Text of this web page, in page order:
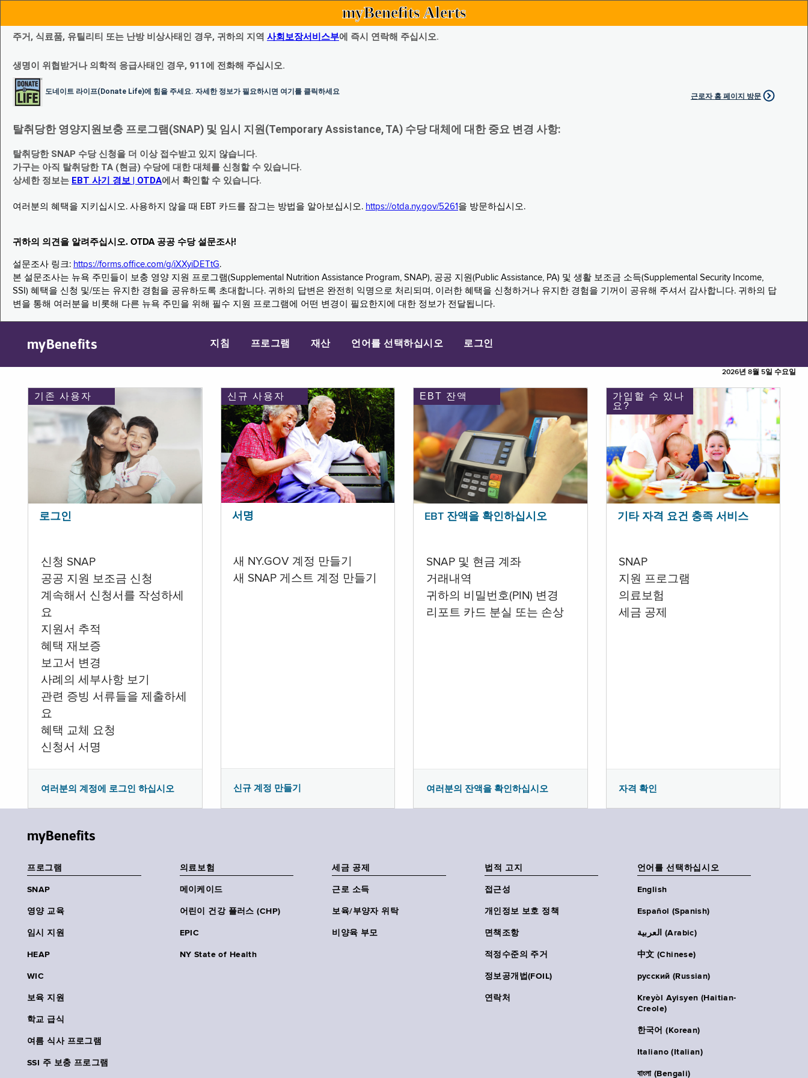
myBenefits Alerts
주거, 식료품, 유틸리티 또는 난방 비상사태인 경우, 귀하의 지역 사회보장서비스부에 즉시 연락해 주십시오.
생명이 위협받거나 의학적 응급사태인 경우, 911에 전화해 주십시오.
도네이트 라이프(Donate Life)에 힘을 주세요. 자세한 정보가 필요하시면 여기를 클릭하세요
근로자 홈 페이지 방문
탈취당한 영양지원보충 프로그램(SNAP) 및 임시 지원(Temporary Assistance, TA) 수당 대체에 대한 중요 변경 사항:
탈취당한 SNAP 수당 신청을 더 이상 접수받고 있지 않습니다.
가구는 아직 탈취당한 TA (현금) 수당에 대한 대체를 신청할 수 있습니다.
상세한 정보는 EBT 사기 경보 | OTDA에서 확인할 수 있습니다.
여러분의 혜택을 지키십시오. 사용하지 않을 때 EBT 카드를 잠그는 방법을 알아보십시오. https://otda.ny.gov/5261 을 방문하십시오.
귀하의 의견을 알려주십시오. OTDA 공공 수당 설문조사!
설문조사 링크: https://forms.office.com/g/iXXyiDETtG.
본 설문조사는 뉴욕 주민들이 보충 영양 지원 프로그램(Supplemental Nutrition Assistance Program, SNAP), 공공 지원(Public Assistance, PA) 및 생활 보조금 소득(Supplemental Security Income,
SSI) 혜택을 신청 및/또는 유지한 경험을 공유하도록 초대합니다. 귀하의 답변은 완전히 익명으로 처리되며, 이러한 혜택을 신청하거나 유지한 경험을 기꺼이 공유해 주셔서 감사합니다. 귀하의 답
변을 통해 여러분을 비롯해 다른 뉴욕 주민을 위해 필수 지원 프로그램에 어떤 변경이 필요한지에 대한 정보가 전달됩니다.
myBenefits 지침 프로그램 재산 언어를 선택하십시오 로그인
2026년 8월 5일 수요일
기존 사용자
로그인
신청 SNAP
공공 지원 보조금 신청
계속해서 신청서를 작성하세
요
지원서 추적
혜택 재보증
보고서 변경
사례의 세부사항 보기
관련 증빙 서류들을 제출하세
요
혜택 교체 요청
신청서 서명
여러분의 계정에 로그인 하십시오
신규 사용자
서명
새 NY.GOV 계정 만들기
새 SNAP 게스트 계정 만들기
신규 계정 만들기
EBT 잔액
EBT 잔액을 확인하십시오
SNAP 및 현금 계좌
거래내역
귀하의 비밀번호(PIN) 변경
리포트 카드 분실 또는 손상
여러분의 잔액을 확인하십시오
가입할 수 있나
요?
기타 자격 요건 충족 서비스
SNAP
지원 프로그램
의료보험
세금 공제
자격 확인
myBenefits
프로그램
SNAP
영양 교육
임시 지원
HEAP
WIC
보육 지원
학교 급식
여름 식사 프로그램
SSI 주 보충 프로그램
의료보험
메이케이드
어린이 건강 플러스 (CHP)
EPIC
NY State of Health
세금 공제
근로 소득
보육/부양자 위탁
비양육 부모
법적 고지
접근성
개인정보 보호 정책
면책조항
적정수준의 주거
정보공개법(FOIL)
연락처
언어를 선택하십시오
English
Español (Spanish)
العربية (Arabic)
中文 (Chinese)
русский (Russian)
Kreyòl Ayisyen (Haitian-
Creole)
한국어 (Korean)
Italiano (Italian)
বাংলা (Bengali)